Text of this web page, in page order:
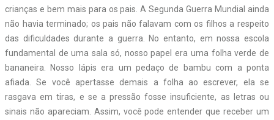
crianças e bem mais para os pais. A Segunda Guerra Mundial ainda
não havia terminado; os pais não falavam com os filhos a respeito
das dificuldades durante a guerra. No entanto, em nossa escola
fundamental de uma sala só, nosso papel era uma folha verde de
bananeira. Nosso lápis era um pedaço de bambu com a ponta
afiada. Se você apertasse demais a folha ao escrever, ela se
rasgava em tiras, e se a pressão fosse insuficiente, as letras ou
sinais não apareciam. Assim, você pode entender que receber um